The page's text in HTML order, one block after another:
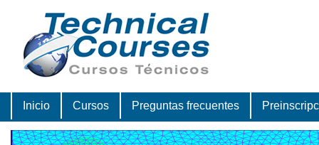
Inicio Cursos Preguntas frecuentes